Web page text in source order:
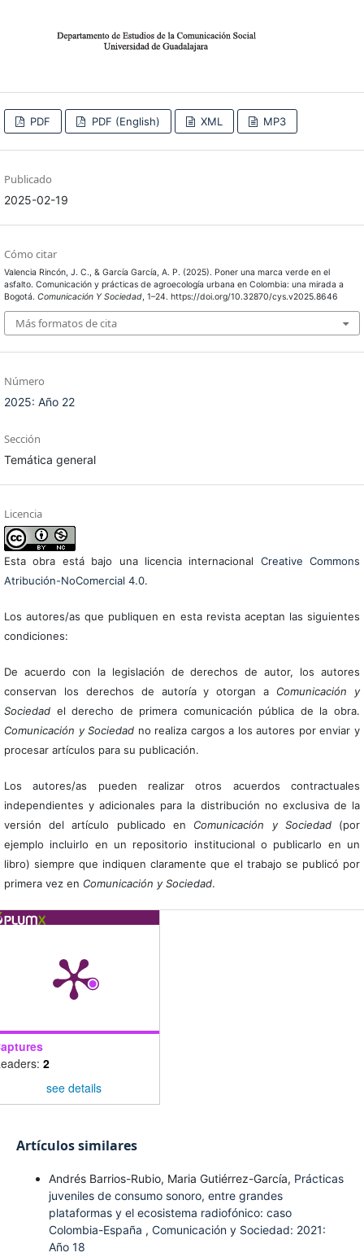
PDF PDF (English) XML MP3
Publicado
2025-02-19
Cómo citar
Valencia Rincón, J. C., & García García, A. P. (2025). Poner una marca verde en el
asfalto. Comunicación y prácticas de agroecología urbana en Colombia: una mirada a
Bogotá. Comunicación Y Sociedad, 1–24. https://doi.org/10.32870/cys.v2025.8646
Más formatos de cita
Número
2025: Año 22
Sección
Temática general
Licencia
Esta obra está bajo una licencia internacional Creative Commons
Atribución-NoComercial 4.0.
Los autores/as que publiquen en esta revista aceptan las siguientes
condiciones:
De acuerdo con la legislación de derechos de autor, los autores
conservan los derechos de autoría y otorgan a Comunicación y
Sociedadel derecho de primera comunicación pública de la obra.
Comunicación y Sociedad no realiza cargos a los autores por enviar y
procesar artículos para su publicación.
Los autores/as pueden realizar otros acuerdos contractuales
independientes y adicionales para la distribución no exclusiva de la
versión del artículo publicado en Comunicación y Sociedad(por
ejemplo incluirlo en un repositorio institucional o publicarlo en un
libro) siempre que indiquen claramente que el trabajo se publicó por
primera vez en Comunicación y Sociedad.
2
see details
Artículos similares
Andrés Barrios-Rubio, Maria Gutiérrez-García, Prácticas
juveniles de consumo sonoro, entre grandes
plataformas y el ecosistema radiofónico: caso
Colombia-España , Comunicación y Sociedad: 2021:
Año 18